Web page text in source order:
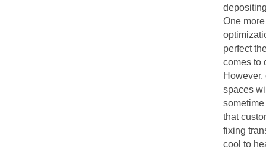
One
perfect
comes to
spaces
that
fixing
cool to